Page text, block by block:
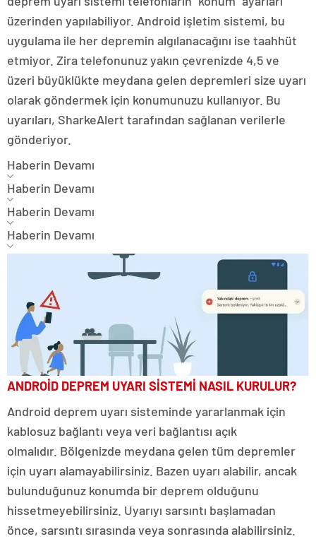
üzerinden yapılabiliyor. Android işletim sistemi, bu
uygulama ile her depremin algılanacağını ise taahhüt
etmiyor. Zira telefonunuz yakın çevrenizde 4,5 ve
üzeri büyüklükte meydana gelen depremleri size uyarı
olarak göndermek için konumunuzu kullanıyor. Bu
uyarıları, SharkeAlert tarafından sağlanan verilerle
gönderiyor.
Haberin Devamı
Haberin Devamı
Haberin Devamı
Haberin Devamı
ANDROİD DEPREM UYARI SİSTEMİ NASIL KURULUR?
Android deprem uyarı sisteminde yararlanmak için
kablosuz bağlantı veya veri bağlantısı açık
olmalıdır. Bölgenizde meydana gelen tüm depremler
için uyarı alamayabilirsiniz. Bazen uyarı alabilir, ancak
bulunduğunuz konumda bir deprem olduğunu
hissetmeyebilirsiniz. Uyarıyı sarsıntı başlamadan
önce, sarsıntı sırasında veya sonrasında alabilirsiniz.